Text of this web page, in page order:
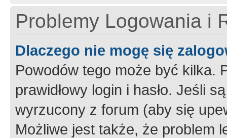
Problemy Logowania i
Dlaczego nie mogę się
Powodów tego może być kilka.
prawidłowy login i hasło. Jeśli
wyrzucony z forum (aby się
Możliwe jest także, że problem